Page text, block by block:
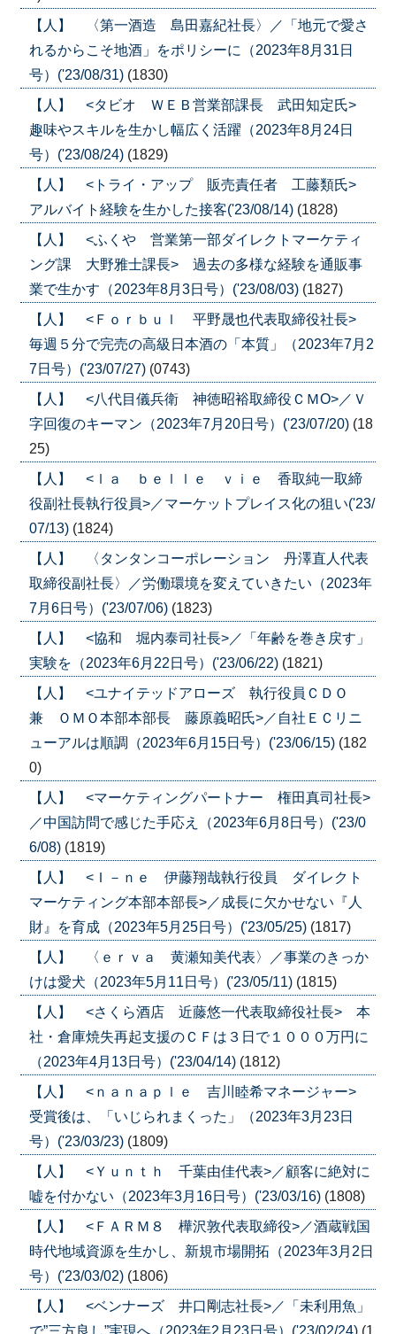
【人】 〈第一酒造 島田嘉紀社長〉／「地元で愛さ
れるからこそ地酒」をポリシーに（2023年8月31日
号）('23/08/31) (1830)
【人】 <タビオ ＷＥＢ営業部課長 武田知定氏>
趣味やスキルを生かし幅広く活躍（2023年8月24日
号）('23/08/24) (1829)
【人】 <トライ・アップ 販売責任者 工藤類氏>
アルバイト経験を生かした接客('23/08/14) (1828)
【人】 <ふくや 営業第一部ダイレクトマーケティ
ング課 大野雅士課長> 過去の多様な経験を通販事
業で生かす（2023年8月3日号）('23/08/03) (1827)
【人】 <Ｆｏｒｂｕｌ 平野晟也代表取締役社長>
毎週５分で完売の高級日本酒の「本質」（2023年7月2
7日号）('23/07/27) (0743)
【人】 <八代目儀兵衛 神徳昭裕取締役ＣＭО>／Ｖ
字回復のキーマン（2023年7月20日号）('23/07/20) (18
25)
【人】 <ｌａ ｂｅｌｌｅ ｖｉｅ 香取純一取締
役副社長執行役員>／マーケットプレイス化の狙い('23/
07/13) (1824)
【人】 〈タンタンコーポレーション 丹澤直人代表
取締役副社長〉／労働環境を変えていきたい（2023年
7月6日号）('23/07/06) (1823)
【人】 <協和 堀内泰司社長>／「年齢を巻き戻す」
実験を（2023年6月22日号）('23/06/22) (1821)
【人】 <ユナイテッドアローズ 執行役員ＣＤＯ
兼 ＯＭＯ本部本部長 藤原義昭氏>／自社ＥＣリニ
ューアルは順調（2023年6月15日号）('23/06/15) (182
0)
【人】 <マーケティングパートナー 権田真司社長>
／中国訪問で感じた手応え（2023年6月8日号）('23/0
6/08) (1819)
【人】 <Ｉ－ｎｅ 伊藤翔哉執行役員 ダイレクト
マーケティング本部本部長>／成長に欠かせない『人
財』を育成（2023年5月25日号）('23/05/25) (1817)
【人】 〈ｅｒｖａ 黄瀬知美代表〉／事業のきっか
けは愛犬（2023年5月11日号）('23/05/11) (1815)
【人】 <さくら酒店 近藤悠一代表取締役社長> 本
社・倉庫焼失再起支援のＣＦは３日で１０００万円に
（2023年4月13日号）('23/04/14) (1812)
【人】 <ｎａｎａｐｌｅ 吉川睦希マネージャー>
受賞後は、「いじられまくった」（2023年3月23日
号）('23/03/23) (1809)
【人】 <Ｙｕｎｔｈ 千葉由佳代表>／顧客に絶対に
嘘を付かない（2023年3月16日号）('23/03/16) (1808)
【人】 <ＦＡＲＭ８ 樺沢敦代表取締役>／酒蔵戦国
時代地域資源を生かし、新規市場開拓（2023年3月2日
号）('23/03/02) (1806)
【人】 <ベンナーズ 井口剛志社長>／「未利用魚」
で”三方良し”実現へ（2023年2月23日号）('23/02/24) (1